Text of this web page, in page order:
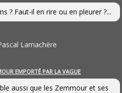
? Faut-il en rire ou en pleurer ?...
Lamachère
EMPORTÉ PAR LA VAGUE
aussi que les Zemmour et ses